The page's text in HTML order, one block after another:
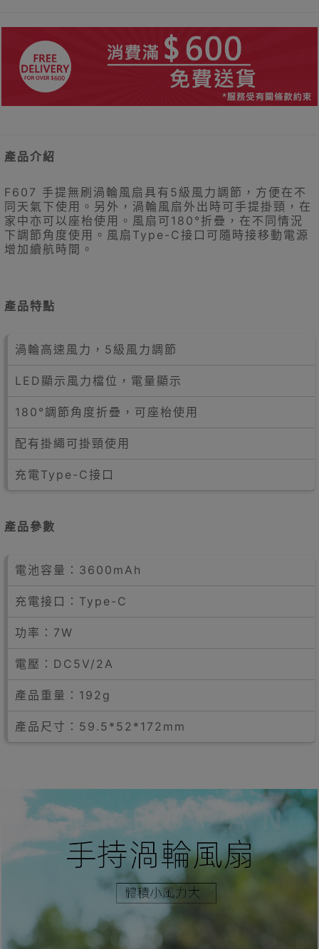
產品介紹
F607 手提無刷渦輪風扇具有5級風力調節，方便在不
同天氣下使用。另外，渦輪風扇外出時可手提掛頸，在
家中亦可以座枱使用。風扇可180°折疊，在不同情況
下調節角度使用。風扇Type-C接口可隨時接移動電源
增加續航時間。
產品特點
渦輪高速風力，5級風力調節
LED顯示風力檔位，電量顯示
180°調節角度折疊，可座枱使用
配有掛繩可掛頸使用
充電Type-C接口
產品參數
電池容量：3600mAh
充電接口：Type-C
功率：7W
電壓：DC5V/2A
產品重量：192g
產品尺寸：59.5*52*172mm